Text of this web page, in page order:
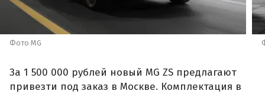
Фото MG
За 1 500 000 рублей новый MG ZS предлагают
привезти под заказ в Москве. Комплектация в